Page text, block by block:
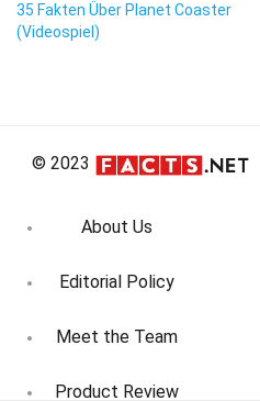
35 Fakten Über Planet Coaster
(Videospiel)
© 2023
About Us
Editorial Policy
Meet the Team
Product Review